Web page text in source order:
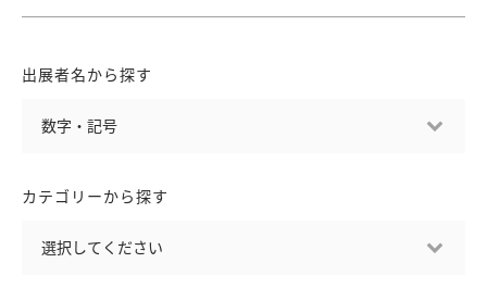
出展者名から探す
カテゴリーから探す